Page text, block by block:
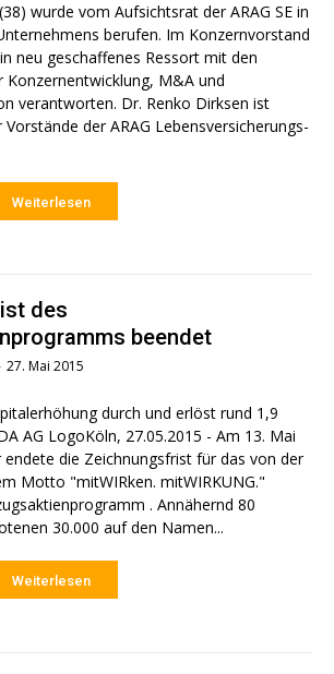
wurde vom Aufsichtsrat der ARAG SE in
berufen. Im Konzernvorstand
neu geschaffenes Ressort mit den
Konzernentwicklung, M&A und
Dr. Renko Dirksen ist
der ARAG Lebensversicherungs-
Weiterlesen
des
beendet
27. Mai 2015
durch und erlöst rund 1,9
endete die Zeichnungsfrist für das von der
Motto "mitWIRken. mitWIRKUNG."
30.000 auf den Namen...
Weiterlesen